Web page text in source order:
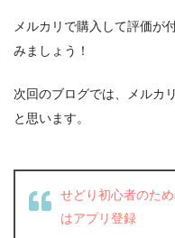
メルカリで購入して評価が
みましょう！
次回のブログでは、メルカ
と思います。
せどり初心者のた
はアプリ登録